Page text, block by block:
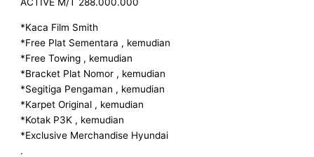
*Kaca Film Smith
*Free Plat Sementara , kemudian
*Free Towing , kemudian
*Bracket Plat Nomor , kemudian
*Segitiga Pengaman , kemudian
*Karpet Original , kemudian
*Kotak P3K , kemudian
*Exclusive Merchandise Hyundai
.